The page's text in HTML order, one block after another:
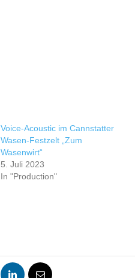
Voice-Acoustic im Cannstatter
Wasen-Festzelt „Zum
Wasenwirt“
5. Juli 2023
In "Production"